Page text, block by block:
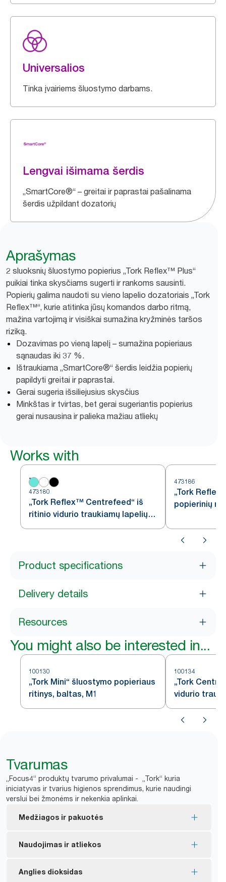
Universalios
Tinka įvairiems šluostymo darbams.
Lengvai išimama šerdis
„SmartCore®“ – greitai ir paprastai pašalinama
šerdis užpildant dozatorių
Aprašymas
2 sluoksnių šluostymo popierius „Tork Reflex™ Plus“
puikiai tinka skysčiams sugerti ir rankoms sausinti.
Popierių galima naudoti su vieno lapelio dozatoriais „Tork
Reflex™“, kurie atitinka jūsų komandos darbo ritmą,
mažina vartojimą ir visiškai sumažina kryžminės taršos
riziką.
Dozavimas po vieną lapelį – sumažina popieriaus
sąnaudas iki 37 %.
Ištraukiama „SmartCore®“ šerdis leidžia popierių
papildyti greitai ir paprastai.
Gerai sugeria išsiliejusius skysčius
Minkštas ir tvirtas, bet gerai sugeriantis popierius
gerai nusausina ir palieka mažiau atliekų
Works with
473180
„Tork Reflex™ Centrefeed“ iš
ritinio vidurio traukiamų lapelių
dozatorius, baltos ir turkio
473186
„Tork
popierinių
spalvos, M4
Product specifications
Delivery details
Resources
You might also be interested in...
100130
„Tork Mini“ šluostymo popieriaus
ritinys, baltas, M1
100134
„Tork
vidurio
šluostymo
Tvarumas
„Focus4“ produktų tvarumo privalumai - „Tork“ kuria
iniciatyvas ir tvarius higienos sprendimus, kurie naudingi
verslui bei žmonėms ir nekenkia aplinkai.
Medžiagos ir pakuotės
„FSC®“ ženklas – gaminys pagamintas iš
Daugelis asortimento gaminių turi ES ekologinį
Naudojimas ir atliekos
Dozuojant po vieną kontroliuojamas vartojimas ir
Anglies dioksidas